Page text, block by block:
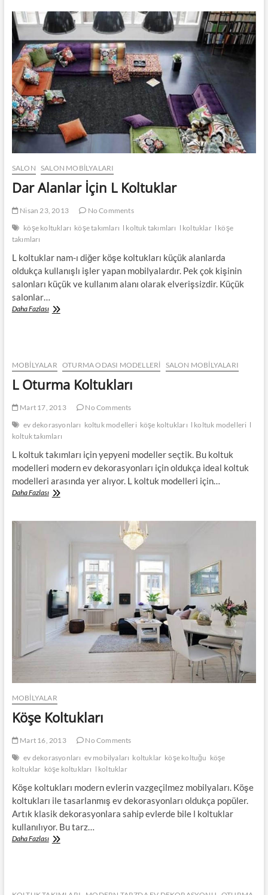
Dekorasyonu
İçin
Neden
Önemli
SALON SALON MOBILYALARI
Dar Alanlar İçin L Koltuklar
Nisan 23, 2013
No Comments
köşe koltukları köşe takımları l koltuk takımları l koltuklar l köşe
takımları
L koltuklar nam-ı diğer köşe koltukları küçük alanlarda
oldukça kullanışlı işler yapan mobilyalardır. Pek çok kişinin
salonları küçük ve kullanım alanı olarak elverişsizdir. Küçük
salonlar…
Daha FazlasıDar
MOBILYALAR OTURMA ODASI MODELLERI SALON MOBILYALARI
L Oturma Koltukları
Mart 17, 2013
No Comments
ev dekorasyonları koltuk modelleri köşe koltukları l koltuk modelleri l
koltuk takımları
L koltuk takımları için yepyeni modeller seçtik. Bu koltuk
modelleri modern ev dekorasyonları için oldukça ideal koltuk
modelleri arasında yer alıyor. L koltuk modelleri için…
Daha FazlasıL
MOBILYALAR
Köşe Koltukları
Mart 16, 2013
No Comments
ev dekorasyonları ev mobilyaları koltuklar köşe koltuğu köşe
koltuklar köşe koltukları l koltuklar
Köşe koltukları modern evlerin vazgeçilmez mobilyaları. Köşe
koltukları ile tasarlanmış ev dekorasyonları oldukça popüler.
Artık klasik dekorasyonlara sahip evlerde bile l koltuklar
kullanılıyor. Bu tarz…
Daha FazlasıKöşe